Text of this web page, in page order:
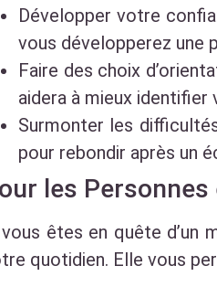
Développer votre
vous développerez une
Faire des choix
aidera à mieux
Surmonter les
pour rebondir après un
les Personnes
vous êtes en quête d’un
quotidien. Elle vous